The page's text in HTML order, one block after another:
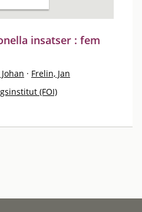
insatser : fem
· Frelin, Jan
(FOI)